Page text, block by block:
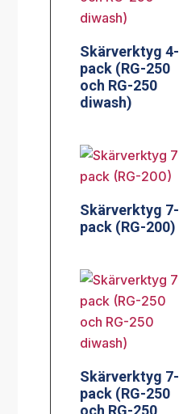
Skärverktyg 4-
pack (RG-250
och RG-250
diwash)
Skärverktyg 7-
pack (RG-200)
Skärverktyg 7-
pack (RG-250
och RG-250